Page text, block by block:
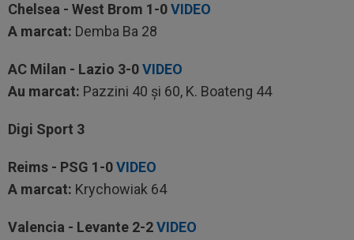
Chelsea - West Brom 1-0VIDEO
A marcat: Demba Ba 28
AC Milan - Lazio 3-0VIDEO
Au marcat: Pazzini 40 și 60, K. Boateng 44
Digi Sport 3
Reims - PSG 1-0VIDEO
A marcat: Krychowiak 64
Valencia - Levante 2-2VIDEO